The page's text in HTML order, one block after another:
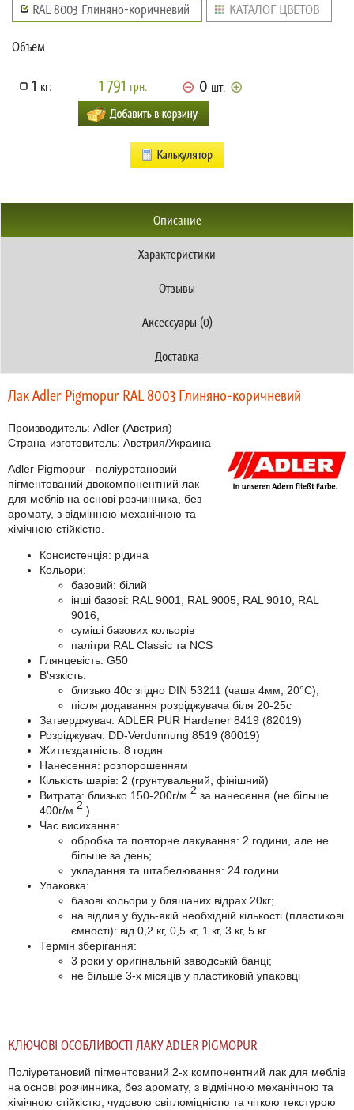
RAL 8003 Глиняно-коричневий
КАТАЛОГ ЦВЕТОВ
Объем
1 кг: 1 791 грн. 0 шт.
Описание
Характеристики
Отзывы
Аксессуары (0)
Доставка
Лак Adler Pigmopur RAL 8003 Глиняно-коричневий
Производитель: Adler (Австрия)
Страна-изготовитель: Австрия/Украина
Adler Pigmopur - поліуретановий
пігментований двокомпонентний лак
для меблів на основі розчинника, без
аромату, з відмінною механічною та
хімічною стійкістю.
Консистенція: рідина
Кольори:
базовий: білий
інші базові: RAL 9001, RAL 9005, RAL 9010, RAL
9016;
суміші базових кольорів
палітри RAL Classic та NCS
Глянцевість: G50
В'язкість:
близько 40с згідно DIN 53211 (чаша 4мм, 20°C);
після додавання розріджувача біля 20-25с
Затверджувач: ADLER PUR Hardener 8419 (82019)
Розріджувач: DD-Verdunnung 8519 (80019)
Життєздатність: 8 годин
Нанесення: розпорошенням
Кількість шарів: 2 (грунтувальний, фінішний)
Витрата: близько 150-200г/м 2 за нанесення (не більше
400г/м 2 )
Час висихання:
обробка та повторне лакування: 2 години, але не
більше за день;
укладання та штабелювання: 24 години
Упаковка:
базові кольори у бляшаних відрах 20кг;
на відлив у будь-якій необхідній кількості (пластикові
ємності): від 0,2 кг, 0,5 кг, 1 кг, 3 кг, 5 кг
Термін зберігання:
3 роки у оригінальній заводській банці;
не більше 3-х місяців у пластиковій упаковці
КЛЮЧОВІ ОСОБЛИВОСТІ ЛАКУ ADLER PIGMOPUR
Поліуретановий пігментований 2-х компонентний лак для меблів
на основі розчинника, без аромату, з відмінною механічною та
хімічною стійкістю, чудовою світломіцністю та чіткою текстурою